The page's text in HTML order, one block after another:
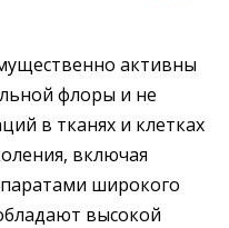
активны
флоры и не
в тканях и клетках
включая
широкого
высокой